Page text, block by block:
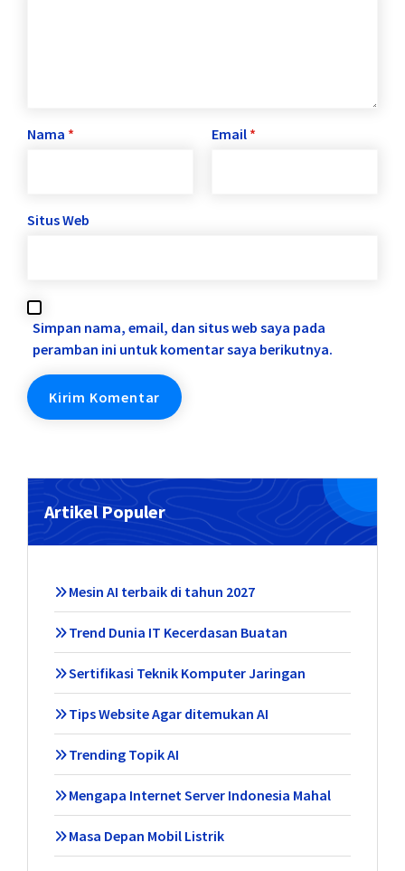
Nama * Email *
Situs Web
Simpan nama, email, dan situs web saya pada
peramban ini untuk komentar saya berikutnya.
Artikel Populer
Mesin AI terbaik di tahun 2027
Trend Dunia IT Kecerdasan Buatan
Sertifikasi Teknik Komputer Jaringan
Tips Website Agar ditemukan AI
Trending Topik AI
Mengapa Internet Server Indonesia Mahal
Masa Depan Mobil Listrik